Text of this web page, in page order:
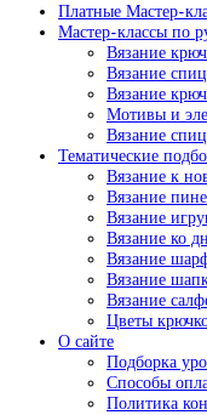
Платные Мастер-
Мастер-классы по
Вязание
Вязание
Вязание
Мотивы и
Вязание
Тематические
Вязание к
Вязание
Вязание
Вязание ко
Вязание
Вязание
Вязание
Цветы
О сайте
Подборка
Способы
Политика